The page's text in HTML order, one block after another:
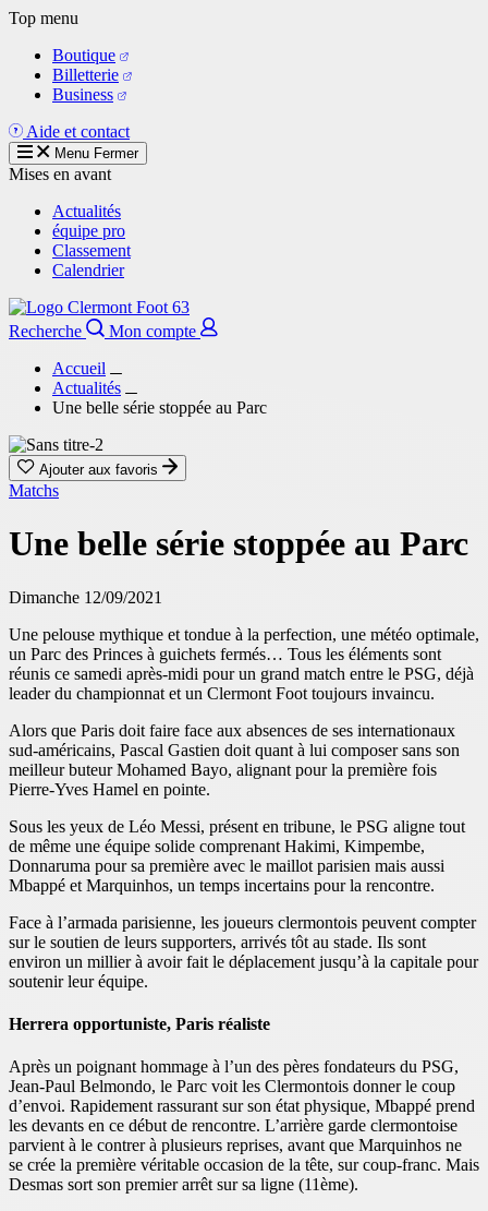
Aller
contenu
principal
Top menu
Boutique
Billetterie
Business
Aide et contact
Menu Fermer
Mises en avant
Actualités
équipe pro
Classement
Calendrier
Recherche
Mon compte
Accueil
Actualités
Une belle série stoppée au Parc
Ajouter aux favoris
Matchs
Une belle série stoppée au Parc
Dimanche 12/09/2021
Une pelouse mythique et tondue à la perfection, une météo optimale,
un Parc des Princes à guichets fermés… Tous les éléments sont
réunis ce samedi après-midi pour un grand match entre le PSG, déjà
leader du championnat et un Clermont Foot toujours invaincu.
Alors que Paris doit faire face aux absences de ses internationaux
sud-américains, Pascal Gastien doit quant à lui composer sans son
meilleur buteur Mohamed Bayo, alignant pour la première fois
Pierre-Yves Hamel en pointe.
Sous les yeux de Léo Messi, présent en tribune, le PSG aligne tout
de même une équipe solide comprenant Hakimi, Kimpembe,
Donnaruma pour sa première avec le maillot parisien mais aussi
Mbappé et Marquinhos, un temps incertains pour la rencontre.
Face à l’armada parisienne, les joueurs clermontois peuvent compter
sur le soutien de leurs supporters, arrivés tôt au stade. Ils sont
environ un millier à avoir fait le déplacement jusqu’à la capitale pour
soutenir leur équipe.
Herrera opportuniste, Paris réaliste
Après un poignant hommage à l’un des pères fondateurs du PSG,
Jean-Paul Belmondo, le Parc voit les Clermontois donner le coup
d’envoi. Rapidement rassurant sur son état physique, Mbappé prend
les devants en ce début de rencontre. L’arrière garde clermontoise
parvient à le contrer à plusieurs reprises, avant que Marquinhos ne
se crée la première véritable occasion de la tête, sur coup-franc. Mais
Desmas sort son premier arrêt sur sa ligne (11ème).